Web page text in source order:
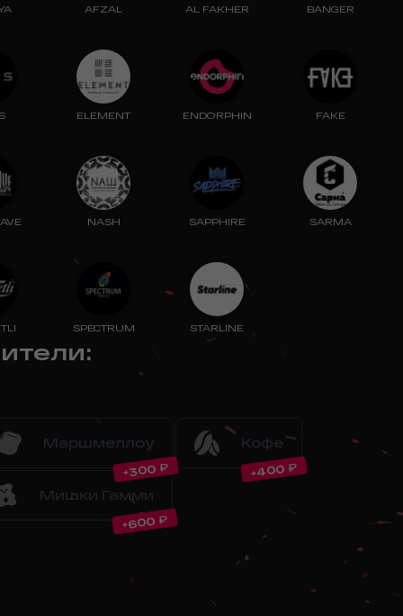
AFZAL AL FAKHER BANGER
ELEMENT ENDORPHIN FAKE
NASH SAPPHIRE SARMA
SPECTRUM STARLINE
:
Маршмеллоу
+300 ₽
Кофе
+400 ₽
Мишки Гамми
+600 ₽